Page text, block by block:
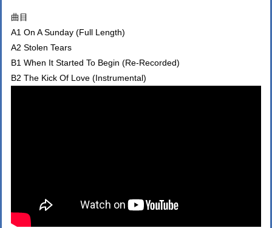
曲目
A1 On A Sunday (Full Length)
A2 Stolen Tears
B1 When It Started To Begin (Re-Recorded)
B2 The Kick Of Love (Instrumental)